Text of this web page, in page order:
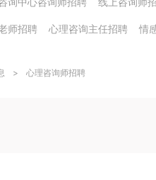
师招聘 心理咨询主任招聘 情
> 心理咨询师招聘